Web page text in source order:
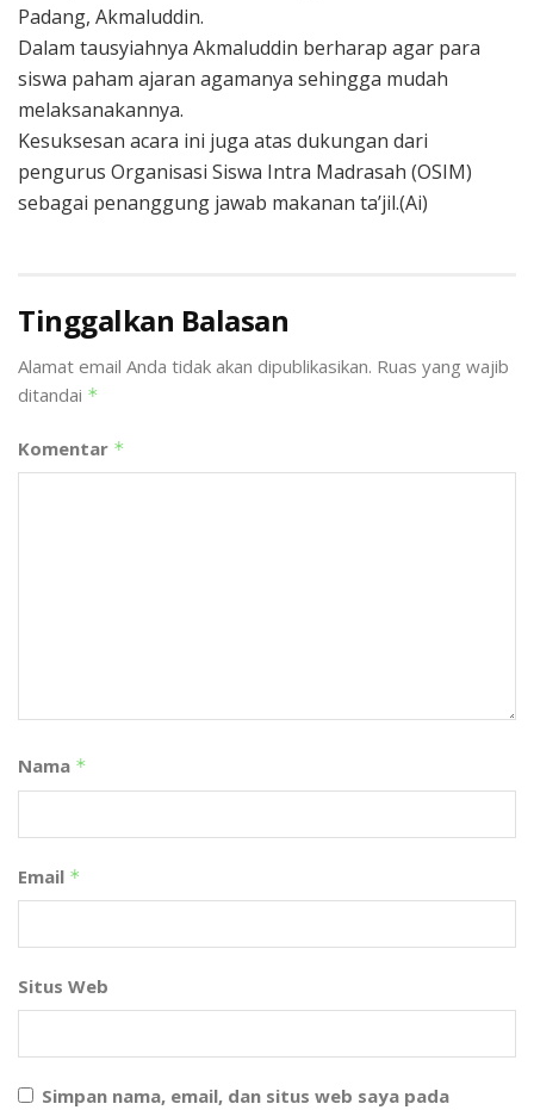
Padang, Akmaluddin.
Dalam tausyiahnya Akmaluddin berharap agar para
siswa paham ajaran agamanya sehingga mudah
melaksanakannya.
Kesuksesan acara ini juga atas dukungan dari
pengurus Organisasi Siswa Intra Madrasah (OSIM)
sebagai penanggung jawab makanan ta’jil.(Ai)
Tinggalkan Balasan
Alamat email Anda tidak akan dipublikasikan. Ruas yang wajib
ditandai *
Komentar *
Nama *
Email *
Situs Web
Simpan nama, email, dan situs web saya pada